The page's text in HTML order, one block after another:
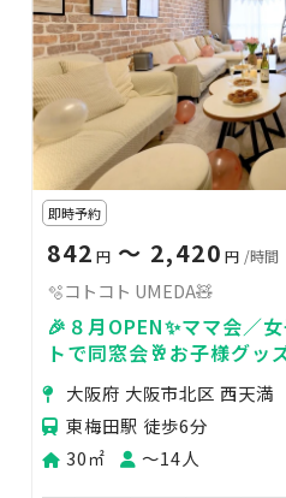
即時予約
842 円 〜 2,420 円 /時間
🫧コトコト UMEDA🧸
🎉８月OPEN✨ママ会／
トで同窓会🥂お子様グッ
チェア📸大迫力100㌅鑑
大阪府 大阪市北区 西天満
東梅田駅 徒歩6分
30㎡
〜14人